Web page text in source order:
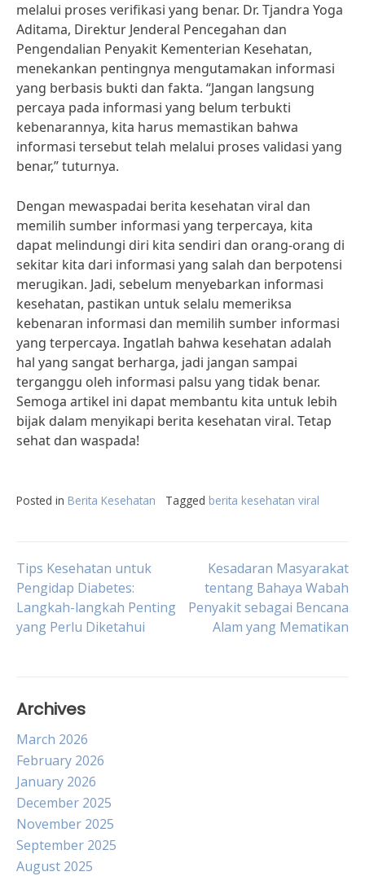
melalui proses verifikasi yang benar. Dr. Tjandra Yoga
Aditama, Direktur Jenderal Pencegahan dan
Pengendalian Penyakit Kementerian Kesehatan,
menekankan pentingnya mengutamakan informasi
yang berbasis bukti dan fakta. “Jangan langsung
percaya pada informasi yang belum terbukti
kebenarannya, kita harus memastikan bahwa
informasi tersebut telah melalui proses validasi yang
benar,” tuturnya.
Dengan mewaspadai berita kesehatan viral dan
memilih sumber informasi yang terpercaya, kita
dapat melindungi diri kita sendiri dan orang-orang di
sekitar kita dari informasi yang salah dan berpotensi
merugikan. Jadi, sebelum menyebarkan informasi
kesehatan, pastikan untuk selalu memeriksa
kebenaran informasi dan memilih sumber informasi
yang terpercaya. Ingatlah bahwa kesehatan adalah
hal yang sangat berharga, jadi jangan sampai
terganggu oleh informasi palsu yang tidak benar.
Semoga artikel ini dapat membantu kita untuk lebih
bijak dalam menyikapi berita kesehatan viral. Tetap
sehat dan waspada!
Posted in Berita Kesehatan Tagged berita kesehatan viral
Post
navigation
Tips Kesehatan untuk
Pengidap Diabetes:
Langkah-langkah Penting
yang Perlu Diketahui
Kesadaran Masyarakat
tentang Bahaya Wabah
Penyakit sebagai Bencana
Alam yang Mematikan
Archives
March 2026
February 2026
January 2026
December 2025
November 2025
September 2025
August 2025